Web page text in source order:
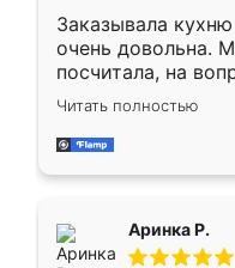
Заказывала
очень довольна.
посчитала, на
Замерщик
делу со всей
за день, ребята
Читать полностью
Аринка Р.